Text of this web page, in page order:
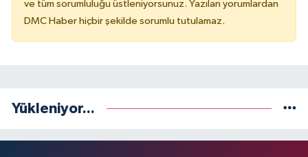
ve tüm sorumluluğu üstleniyorsunuz. Yazılan yorumlardan
DMC Haber hiçbir şekilde sorumlu tutulamaz.
Yükleniyor...